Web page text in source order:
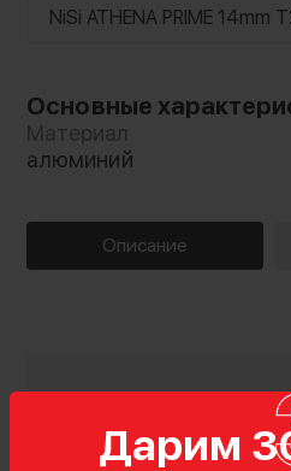
Дарим
NiSi ATHENA PRIME 14mm
Основные
Материал
алюминий
Описание